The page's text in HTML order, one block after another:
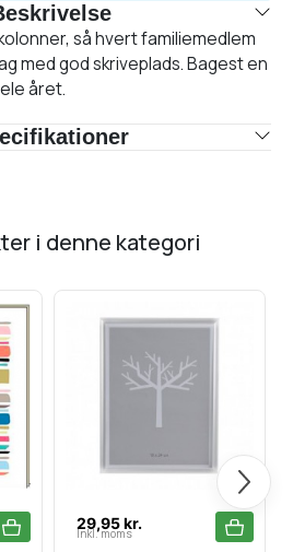
så hvert familiemedlem
med god skriveplads. Bagest en
året.
i denne kategori
Næste
29,95 kr.
Inkl. moms